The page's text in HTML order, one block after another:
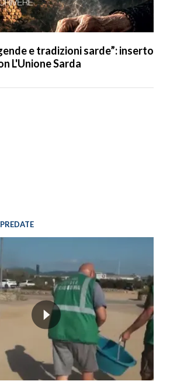
e tradizioni sarde”: inserto
L'Unione Sarda